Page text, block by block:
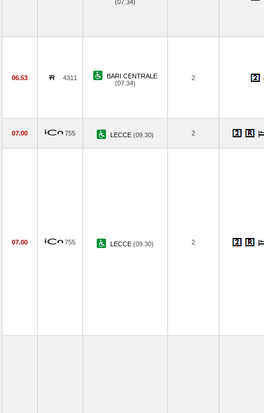
(07.34)
06.53 4311
BARI CENTRALE
(07.34)
2
07.00 755 LECCE (09.30) 2
07.00 755 LECCE (09.30) 2